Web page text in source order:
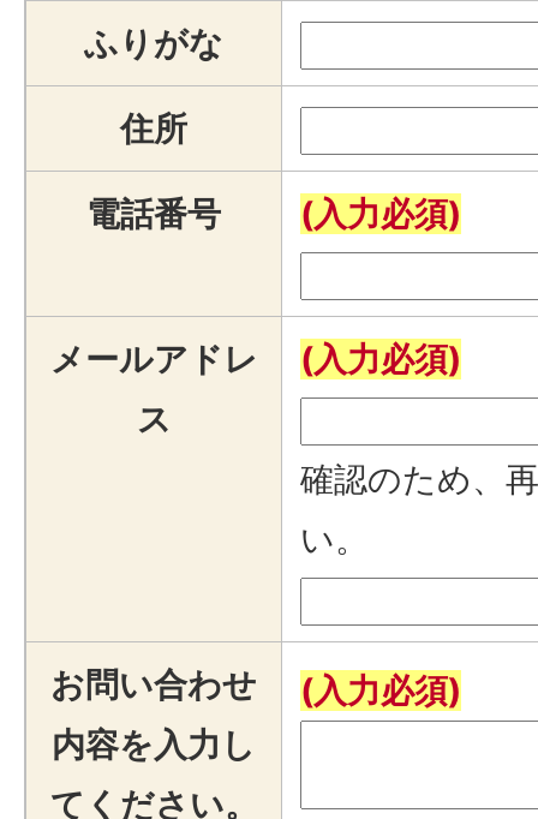
ふりがな
住所
電話番号 (入力必須)
メールアドレ
ス
(入力必須)
確認のため、
い。
お問い合わせ
内容を入力し
てください。
(入力必須)